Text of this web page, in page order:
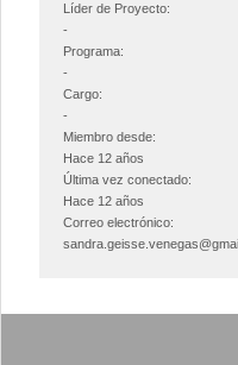
Líder de Proyecto:
-
Programa:
-
Cargo:
-
Miembro desde:
Hace 12 años
Última vez conectado:
Hace 12 años
Correo electrónico: